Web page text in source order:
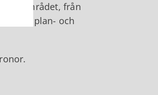
banområdet, från
Tibros plan- och